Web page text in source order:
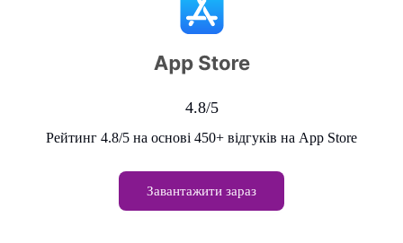
4.8/5
Рейтинг 4.8/5 на основі 450+ відгуків на App Store
Завантажити зараз